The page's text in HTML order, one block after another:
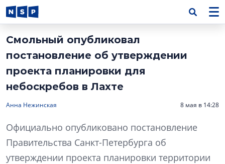
Смольный опубликовал
постановление об утверждении
проекта планировки для
небоскребов в Лахте
Анна Нежинская 8 мая в 14:28
Официально опубликовано постановление
Правительства Санкт-Петербурга об
утверждении проекта планировки территории